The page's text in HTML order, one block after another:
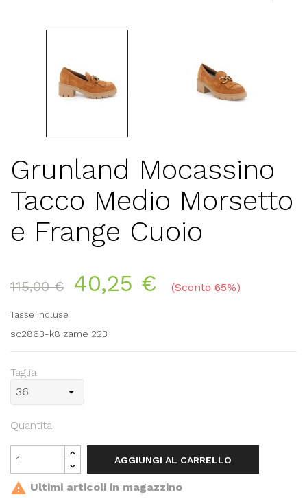
Grunland Mocassino
Tacco Medio Morsetto
e Frange Cuoio
115,00 € 40,25 € Sconto 65%
Tasse incluse
sc2863-k8 zame 223
Taglia
Quantità
AGGIUNGI AL CARRELLO
 Ultimi articoli in magazzino